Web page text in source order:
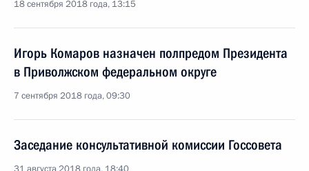
18 сентября 2018 года, 13:15
Игорь Комаров назначен полпредом Президента
в Приволжском федеральном округе
7 сентября 2018 года, 09:30
Заседание консультативной комиссии Госсовета